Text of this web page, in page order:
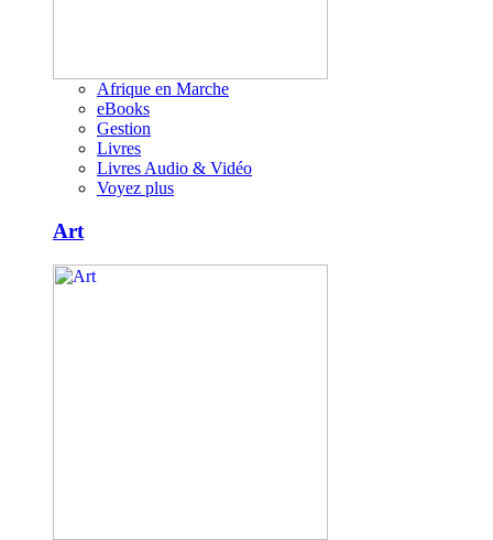
Afrique en Marche
eBooks
Gestion
Livres
Livres Audio & Vidéo
Voyez plus
Art